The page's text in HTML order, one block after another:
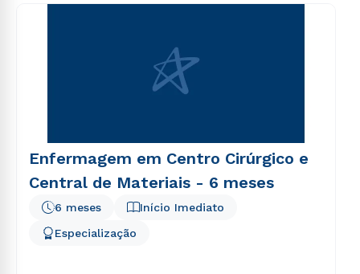
consequuntur magni dolores eos qui ratione
Enfermagem em Centro Cirúrgico e
Central de Materiais - 6 meses
Início Imediato
6 meses
Especialização